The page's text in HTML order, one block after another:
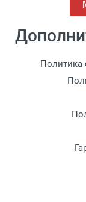
Политика